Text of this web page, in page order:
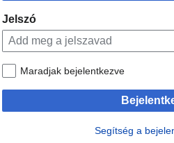
Jelszó
Maradjak bejelentkezve
Segítség a